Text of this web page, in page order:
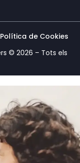
Política de Cookies
© 2026 – Tots els